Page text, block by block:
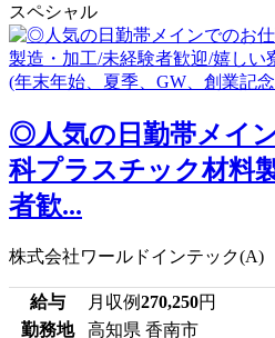
スペシャル
◎人気の日勤帯メイ
科プラスチック材料
者歓...
株式会社ワールドインテック(A)
給与 月収例270,250円
勤務地
高知県 香南市